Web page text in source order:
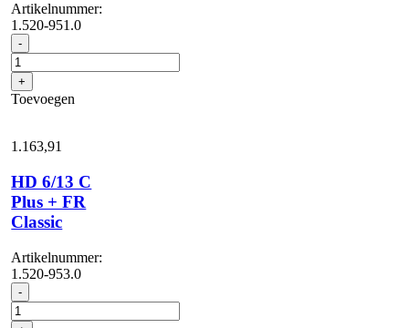
Artikelnummer:
1.520-951.0
- HD
6/13
C
Plus
aantal
+
Toevoegen
1.163,91
HD 6/13 C
Plus + FR
Classic
Artikelnummer:
1.520-953.0
- HD
6/13
C